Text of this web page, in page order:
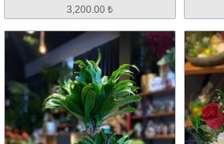
3,200.00 ₺